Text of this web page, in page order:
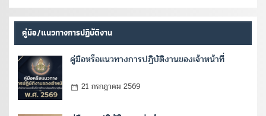
คู่มือ/แนวทางการปฏิบัติงาน
คู่มือหรือแนวทางการปฏิบัติงานของเจ้าหน้าที่
21 กรกฎาคม 2569